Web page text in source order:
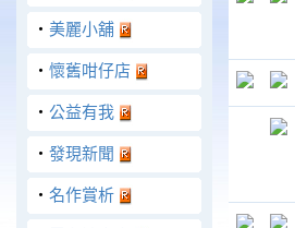
‧ 美麗小舖
‧ 懷舊咁仔店
‧ 公益有我
‧ 發現新聞
‧ 名作賞析